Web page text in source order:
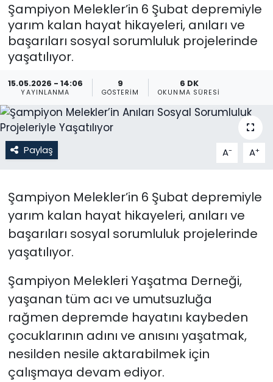
Şampiyon Melekler’in 6 Şubat depremiyle
yarım kalan hayat hikayeleri, anıları ve
başarıları sosyal sorumluluk projelerinde
yaşatılıyor.
15.05.2026 - 14:06
YAYINLANMA
9
GÖSTERIM
6 DK
OKUNMA SÜRESI
Paylaş A- A+
Şampiyon Melekler’in 6 Şubat depremiyle
yarım kalan hayat hikayeleri, anıları ve
başarıları sosyal sorumluluk projelerinde
yaşatılıyor.
Şampiyon Melekleri Yaşatma Derneği,
yaşanan tüm acı ve umutsuzluğa
rağmen depremde hayatını kaybeden
çocuklarının adını ve anısını yaşatmak,
nesilden nesile aktarabilmek için
çalışmaya devam ediyor.
GEZİ
Güncel
Gündem
KKTC
KKTC YEREL SEÇİM 2018
Magazin
Moda
Nöbetçi Eczaneler
Otomobil Dünyası
Politika
SAĞLIK